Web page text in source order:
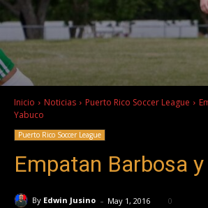
Inicio Noticias Puerto Rico Soccer League
Yabuco
Puerto Rico Soccer League
Empatan Barbosa
By Edwin Jusino - May 1, 2016 0